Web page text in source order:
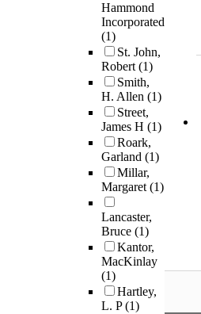
Hammond
Incorporated
(1)
St. John,
Robert(1)
Smith,
H. Allen (1)
Street,
James H (1)
Roark,
Garland (1)
Millar,
Margaret(1)
Lancaster,
Bruce (1)
Kantor,
MacKinlay
(1)
Hartley,
L. P(1)